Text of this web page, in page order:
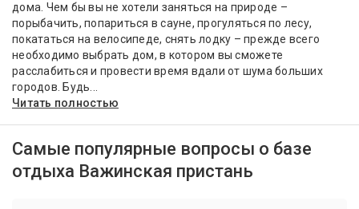
дома. Чем бы вы не хотели заняться на природе –
порыбачить, попариться в сауне, прогуляться по лесу,
покататься на велосипеде, снять лодку – прежде всего
необходимо выбрать дом, в котором вы сможете
расслабиться и провести время вдали от шума больших
городов. Будь...
Читать полностью
Самые популярные вопросы о базе
отдыха Важинская пристань